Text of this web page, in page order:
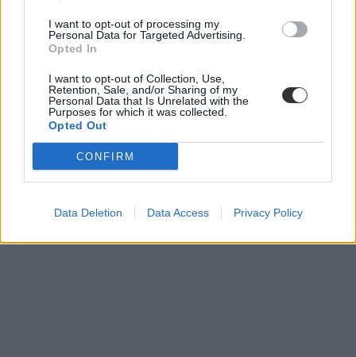
I want to opt-out of processing my
Personal Data for Targeted Advertising.
Opted In
I want to opt-out of Collection, Use,
Retention, Sale, and/or Sharing of my
Personal Data that Is Unrelated with the
Purposes for which it was collected.
Opted Out
CONFIRM
Data Deletion Data Access Privacy Policy
érettségi 2023
magyarérettségi 2023